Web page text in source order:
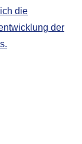
die
der